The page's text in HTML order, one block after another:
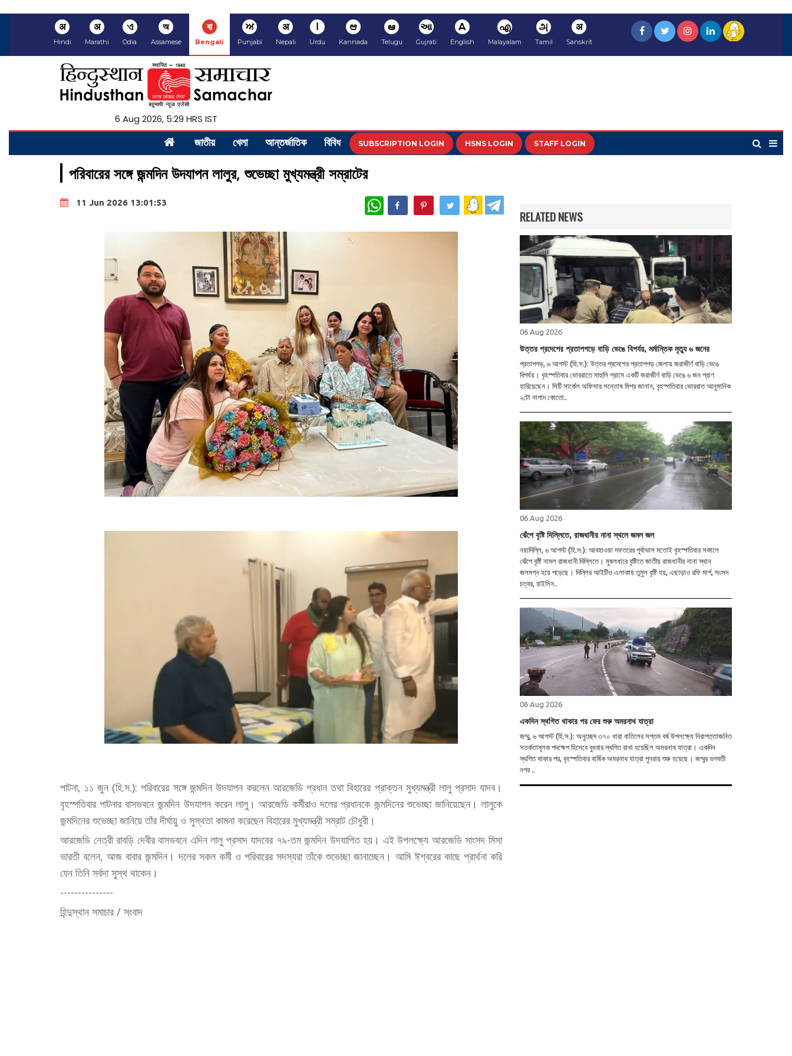
अ
Hindi
अ
Marathi
ଏ
Odia
অ
Assamese
বা
Bengali
ਅ
Punjabi
अ
Nepali
ا
Urdu
ಆ
Kannada
ఆ
Telugu
આ
Gujrati
A
English
എ
Malayalam
அ
Tamil
अ
Sanskrit
6 Aug 2026, 5:29 HRS IST
জাতীয় খেলা আন্তর্জাতিক বিবিধ SUBSCRIPTION LOGIN HSNS LOGIN STAFF LOGIN
পরিবারের সঙ্গে জন্মদিন উদযাপন লালুর, শুভেচ্ছা মুখ্যমন্ত্রী সম্রাটের
11 Jun 2026 13:01:53 WhatsApp
পাটনা, ১১ জুন (হি.স.): পরিবারের সঙ্গে জন্মদিন উদযাপন করলেন আরজেডি প্রধান তথা বিহারের প্রাক্তন মুখ্যমন্ত্রী লালু প্রসাদ যাদব।
বৃহস্পতিবার পাটনার বাসভবনে জন্মদিন উদযাপন করেন লালু। আরজেডি কর্মীরাও দলের প্রধানকে জন্মদিনের শুভেচ্ছা জানিয়েছেন। লালুকে
জন্মদিনের শুভেচ্ছা জানিয়ে তাঁর দীর্ঘায়ু ও সুস্থতা কামনা করেছেন বিহারের মুখ্যমন্ত্রী সম্রাট চৌধুরী।
আরজেডি নেত্রী রাবড়ি দেবীর বাসভবনে এদিন লালু প্রসাদ যাদবের ৭৯-তম জন্মদিন উদযাপিত হয়। এই উপলক্ষ্যে আরজেডি সাংসদ মিসা
ভারতী বলেন, আজ বাবার জন্মদিন। দলের সকল কর্মী ও পরিবারের সদস্যরা তাঁকে শুভেচ্ছা জানাচ্ছেন। আমি ঈশ্বরের কাছে প্রার্থনা করি
যেন তিনি সর্বদা সুস্থ থাকেন।
---------------
হিন্দুস্থান সমাচার / সংবাদ
RELATED NEWS
06 Aug 2026
উত্তর প্রদেশের প্রতাপগড়ে বাড়ি ভেঙে বিপর্যয়, মর্মান্তিক মৃত্যু ৬ জনের
প্রতাপগড়, ৬ আগস্ট (হি.স.): উত্তর প্রদেশের প্রতাপগড় জেলায় জরাজীর্ণ বাড়ি ভেঙে
বিপর্যয়। বৃহস্পতিবার ভোররাতে মাহুলি গ্রামে একটি জরাজীর্ণ বাড়ি ভেঙে ৬ জন প্রাণ
হারিয়েছেন। সিটি সার্কেল অফিসার সন্তোষ মিশ্র জানান, বৃহস্পতিবার ভোররাত আনুমানিক
২টো নাগাদ কোতো..
06 Aug 2026
ঝেঁপে বৃষ্টি দিল্লিতে, রাজধানীর নানা স্থলে জমল জল
নয়াদিল্লি, ৬ আগস্ট (হি.স.): আবহাওয়া দফতরের পূর্বাভাস মতোই বৃহস্পতিবার সকালে
ঝেঁপে বৃষ্টি নামল রাজধানী দিল্লিতে। মুষলধারে বৃষ্টিতে জাতীয় রাজধানীর নানা স্থান
জলমগ্ন হয়ে পড়েছে। দিল্লির আইটিও এলাকায় তুমুল বৃষ্টি হয়, এছাড়াও রফি মার্গ, সংসদ
চত্বর, রাইসিন..
06 Aug 2026
একদিন স্থগিত থাকার পর ফের শুরু অমরনাথ যাত্রা
জম্মু, ৬ আগস্ট (হি.স.): অনুচ্ছেদ ৩৭০ ধারা বাতিলের সপ্তম বর্ষ উপলক্ষ্যে নিরাপত্তাজনিত
সতর্কতামূলক পদক্ষেপ হিসেবে বুধবার স্থগিত রাখা হয়েছিল অমরনাথ যাত্রা। একদিন
স্থগিত থাকার পর, বৃহস্পতিবার বার্ষিক অমরনাথ যাত্রা পুনরায় শুরু হয়েছে। জম্মুর ভগবতী
নগর ..